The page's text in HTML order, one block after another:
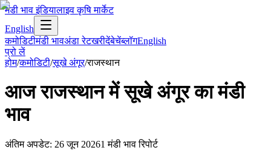
मंडी भाव इंडियालाइव कृषि मार्केट
English
कमोडिटीमंडी भावअंडा रेटखरीदेंबेचेंब्लॉगEnglish
प्रो लें
होम/कमोडिटी/सूखे अंगूर/राजस्थान
आजराजस्थानमेंसूखे अंगूरका मंडी
भाव
अंतिम अपडेट: 26 जून 20261 मंडी भाव रिपोर्ट